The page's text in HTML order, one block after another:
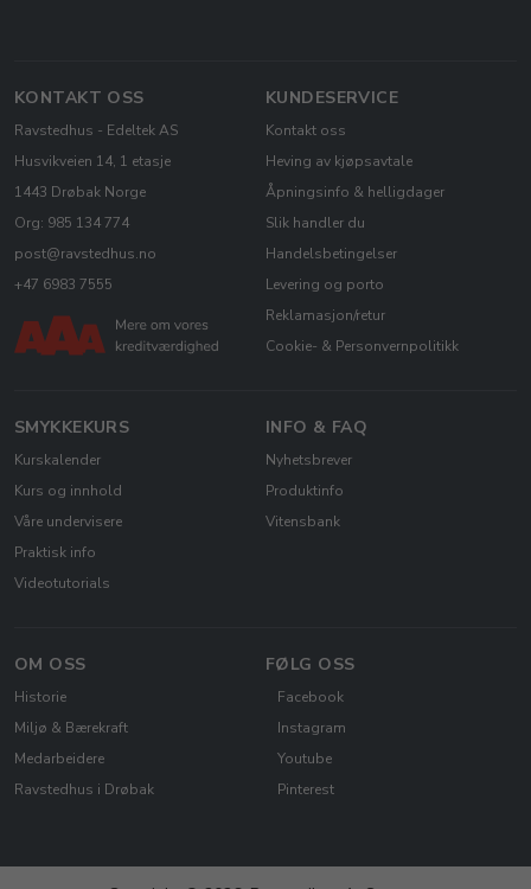
KONTAKT OSS
Ravstedhus - Edeltek AS
Husvikveien 14, 1 etasje
1443 Drøbak Norge
Org: 985 134 774
post@ravstedhus.no
+47 6983 7555
KUNDESERVICE
Kontakt oss
Heving av kjøpsavtale
Åpningsinfo & helligdager
Slik handler du
Handelsbetingelser
Levering og porto
Reklamasjon/retur
Cookie- & Personvernpolitikk
SMYKKEKURS
Kurskalender
Kurs og innhold
Våre undervisere
Praktisk info
Videotutorials
INFO & FAQ
Nyhetsbrever
Produktinfo
Vitensbank
OM OSS
Historie
Miljø & Bærekraft
Medarbeidere
Ravstedhus i Drøbak
FØLG OSS
Facebook
Instagram
Youtube
Pinterest